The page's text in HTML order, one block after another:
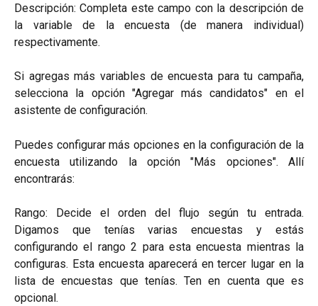
Descripción: Completa este campo con la descripción de
la variable de la encuesta (de manera individual)
respectivamente.
Si agregas más variables de encuesta para tu campaña,
selecciona la opción "Agregar más candidatos" en el
asistente de configuración.
Puedes configurar más opciones en la configuración de la
encuesta utilizando la opción "Más opciones". Allí
encontrarás:
Rango: Decide el orden del flujo según tu entrada.
Digamos que tenías varias encuestas y estás
configurando el rango 2 para esta encuesta mientras la
configuras. Esta encuesta aparecerá en tercer lugar en la
lista de encuestas que tenías. Ten en cuenta que es
opcional.